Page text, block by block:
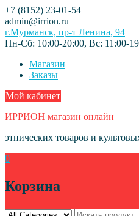
Skip
to
content
+7 (8152) 23-01-54
admin@irrion.ru
г.Мурманск, пр-т Ленина, 94
Пн-Сб: 10:00-20:00, Вс: 11:00-
Магазин
Заказы
Мой кабинет
ИРРИОН магазин онлайн
этнических товаров и
0
Корзина